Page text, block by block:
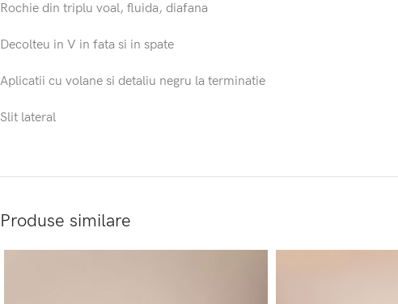
Rochie din triplu voal, fluida, diafana
Decolteu in V in fata si in spate
Aplicatii cu volane si detaliu negru la terminatie
Slit lateral
Produse similare